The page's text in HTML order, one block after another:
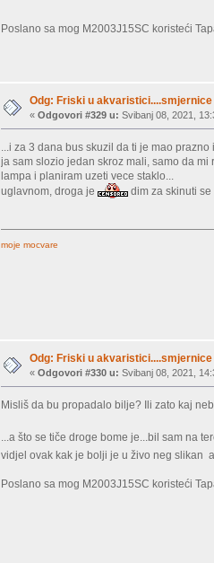
Poslano sa mog M2003J15SC koristeći
Odg: Friski u akvaristici....smjernice
«Odgovori #329 u: Svibanj 08, 2021,
...i za 3 dana bus skuzil da ti je mao
ja sam slozio jedan skroz mali, samo da
lampa i planiram uzeti vece staklo...
uglavnom, droga je
dim za skinuti se
moje mocvare
Odg: Friski u akvaristici....smjernice
«Odgovori #330 u: Svibanj 08, 2021,
Misliš da bu propadalo bilje? Ili zato kaj
...a što se tiče droge bome je...bil sam na
vidjel ovak kak je bolji je u živo neg slikan
Poslano sa mog M2003J15SC koristeći